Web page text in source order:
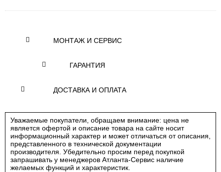
МОНТАЖ И СЕРВИС
ГАРАНТИЯ
ДОСТАВКА И ОПЛАТА
Уважаемые покупатели, обращаем внимание: цена не
является офертой и описание товара на сайте носит
информационный характер и может отличаться от описания,
представленного в технической документации
производителя. Убедительно просим перед покупкой
запрашивать у менеджеров Атланта-Сервис наличие
желаемых функций и характеристик.